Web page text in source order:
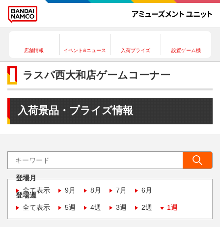
店舗情報 イベント&ニュース 入荷プライズ 設置ゲーム機
ラスパ西大和店ゲームコーナー
入荷景品・プライズ情報
登場月
全て表示
9月 8月 7月 6月
登場週
全て表示
5週 4週 3週 2週 1週